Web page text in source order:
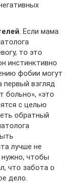
. Если мама
то это
инстинктивно
фобии могут
взгляд
больно», «это
с целью
обратный
лучше не
чтобы
что забота о
дело.